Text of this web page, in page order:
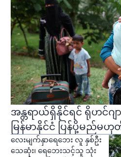
အန္တရာယ်ရှိနိုင်ရင် ရိုဟင်ဂျ
မြန်မာနိုင်ငံ ပြန်ပို့မည်မဟု
လေးမျက်နှာရေဘေး လူ နှစ်ဦး
သေဆုံး၊ ရေဘေးသင့်သူ သုံး